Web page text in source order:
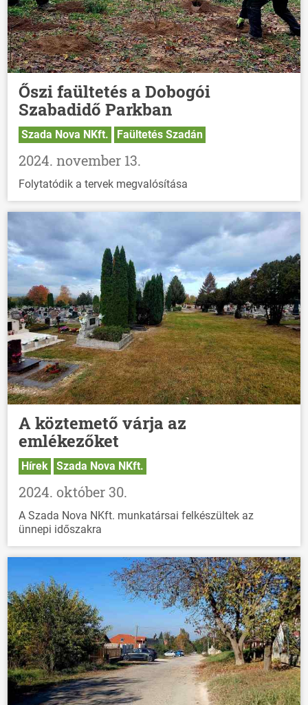
Őszi faültetés a Dobogói
Szabadidő Parkban
Szada Nova NKft. Faültetés Szadán
2024. november 13.
Folytatódik a tervek megvalósítása
A köztemető várja az
emlékezőket
Hírek Szada Nova NKft.
2024. október 30.
A Szada Nova NKft. munkatársai felkészültek az
ünnepi időszakra